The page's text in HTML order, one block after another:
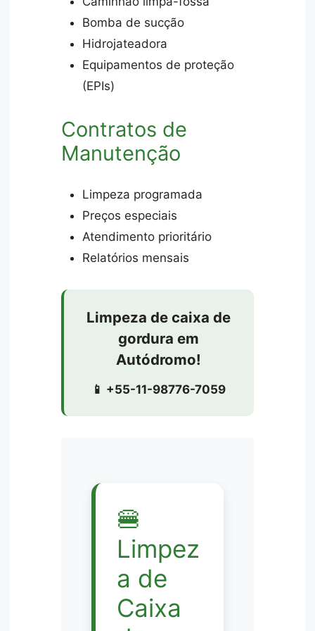
Bomba de sucção
Hidrojateadora
Equipamentos de proteção
(EPIs)
Contratos de
Manutenção
Limpeza programada
Preços especiais
Atendimento prioritário
Relatórios mensais
Limpeza de caixa de
gordura em
Autódromo!
📱 +55-11-98776-7059
🍔
Limpez
a de
Caixa